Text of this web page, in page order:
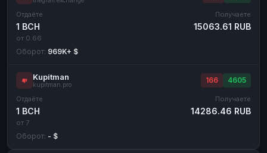
Отдаёте
1 BCH
от 0.66
Получаете
15063.61 RUB
Оборот: 969K+ $
Kupitman
kupitman.pro
166 4605
Отдаёте
1 BCH
от 7
Получаете
14286.46 RUB
Оборот: - $